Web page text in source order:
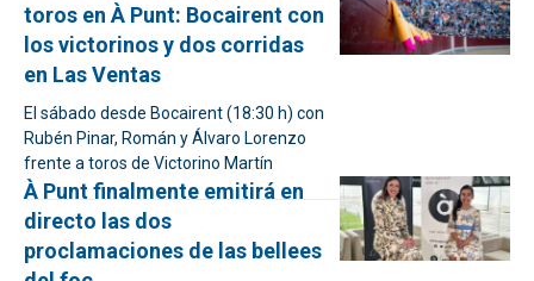
toros en À Punt: Bocairent con
los victorinos y dos corridas
en Las Ventas
El sábado desde Bocairent (18:30 h) con
Rubén Pinar, Román y Álvaro Lorenzo
frente a toros de Victorino Martín
À Punt finalmente emitirá en
directo las dos
proclamaciones de las bellees